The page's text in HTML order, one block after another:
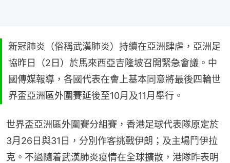
新冠肺炎（俗稱武漢肺炎）持續在亞洲肆虐，亞洲足
協昨日（2日）於馬來西亞吉隆坡召開緊急會議。中
國傳媒報導，各國代表在會上基本同意將最後四輪世
界盃亞洲區外圍賽延後至10月及11月舉行。
世界盃亞洲區外圍賽分組賽，香港足球代表隊原定於
3月26日與31日，分別作客挑戰伊朗；及主場鬥伊拉
克。不過隨着武漢肺炎疫情在全球擴散，港隊昨表明